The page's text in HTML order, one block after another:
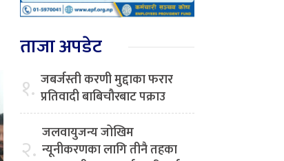
ताजा अपडेट
१. जबर्जस्ती करणी मुद्दाका फरार
प्रतिवादी बाबिचौरबाट पक्राउ
२. जलवायुजन्य जोखिम
न्यूनीकरणका लागि तीनै तहका